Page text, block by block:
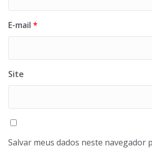
E-mail *
Site
Salvar meus dados neste navegador